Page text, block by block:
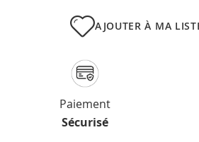
AJOUTER À MA
Paiement
Sécurisé